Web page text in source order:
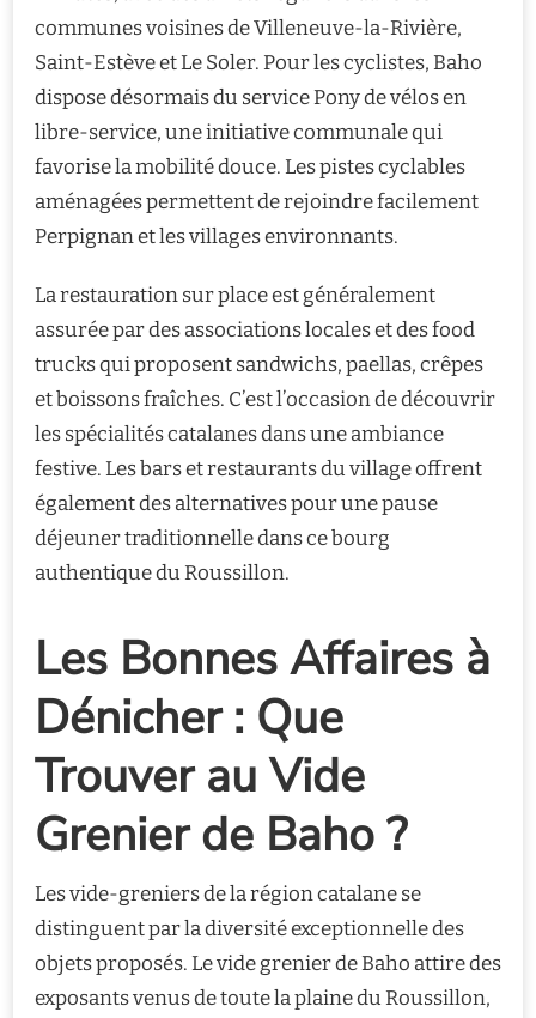
communes voisines de Villeneuve-la-Rivière,
Saint-Estève et Le Soler. Pour les cyclistes, Baho
dispose désormais du service Pony de vélos en
libre-service, une initiative communale qui
favorise la mobilité douce. Les pistes cyclables
aménagées permettent de rejoindre facilement
Perpignan et les villages environnants.
La restauration sur place est généralement
assurée par des associations locales et des food
trucks qui proposent sandwichs, paellas, crêpes
et boissons fraîches. C’est l’occasion de découvrir
les spécialités catalanes dans une ambiance
festive. Les bars et restaurants du village offrent
également des alternatives pour une pause
déjeuner traditionnelle dans ce bourg
authentique du Roussillon.
Les Bonnes Affaires à
Dénicher : Que
Trouver au Vide
Grenier de Baho ?
Les vide-greniers de la région catalane se
distinguent par la diversité exceptionnelle des
objets proposés. Le vide grenier de Baho attire des
exposants venus de toute la plaine du Roussillon,